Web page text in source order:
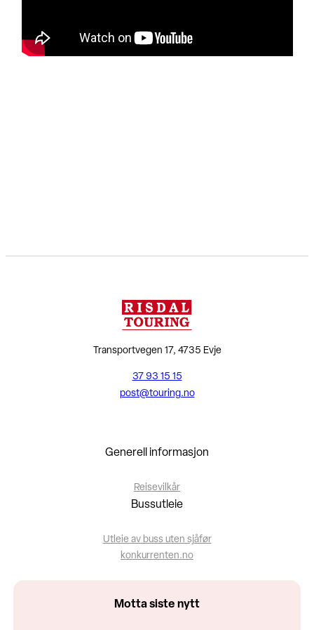
Transportvegen 17, 4735 Evje
37 93 15 15
post@touring.no
Generell informasjon
Reisevilkår
Bussutleie
Utleie av buss uten sjåfør
konkurrenten.no
Motta siste nytt